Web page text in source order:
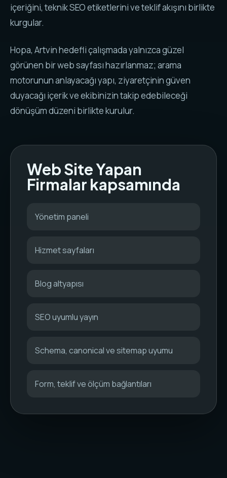
içeriğini, teknik SEO etiketlerini ve teklif akışını birlikte
kurgular.
Hopa, Artvin hedefli çalışmada yalnızca güzel
görünen bir web sayfası hazırlanmaz; arama
motorunun anlayacağı yapı, ziyaretçinin güven
duyacağı içerik ve ekibinizin takip edebileceği
dönüşüm düzeni birlikte kurulur.
Web Site Yapan
Firmalar kapsamında
Yönetim paneli
Hizmet sayfaları
Blog altyapısı
SEO uyumlu yayın
Schema, canonical ve sitemap uyumu
Form, teklif ve ölçüm bağlantıları